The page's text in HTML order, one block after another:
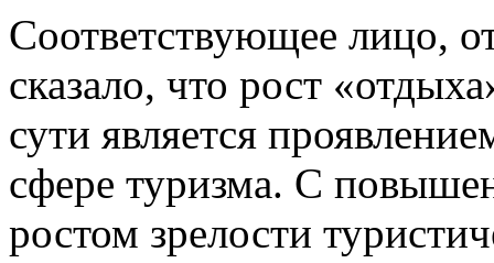
Соответствующее лицо,
сказало, что рост
сути является
сфере туризма. С
ростом зрелости